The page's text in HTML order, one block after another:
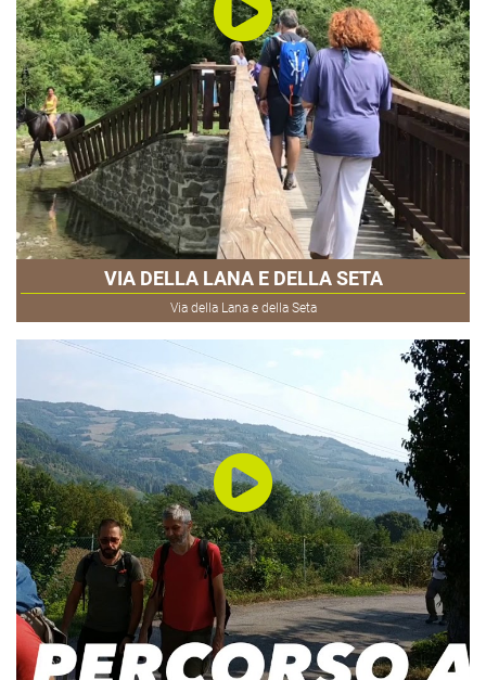
VIA DELLA LANA E DELLA SETA
Via della Lana e della Seta